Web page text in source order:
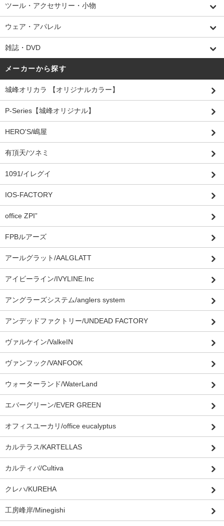
ツール・アクセサリー・小物
ウェア・アパレル
雑誌・DVD
メーカーから探す
城峰オリカラ 【オリジナルカラー】
P-Series【城峰オリジナル】
HERO'S/嶋屋
有頂天/ツネミ
1091/イレグイ
IOS-FACTORY
office ZPI”
FPBルアーズ
アールグラット/AALGLATT
アイビーライン/IVYLINE.Inc
アングラーズシステム/anglers system
アンデッドファクトリー/UNDEAD FACTORY
ヴァルケイン/ValkeIN
ヴァンフック/VANFOOK
ウォーターランド/WaterLand
エバーグリーン/EVER GREEN
オフィスユーカリ/office eucalyptus
カルテラス/KARTELLAS
カルティバ/Cultiva
クレハ/KUREHA
工房峰岸/Minegishi